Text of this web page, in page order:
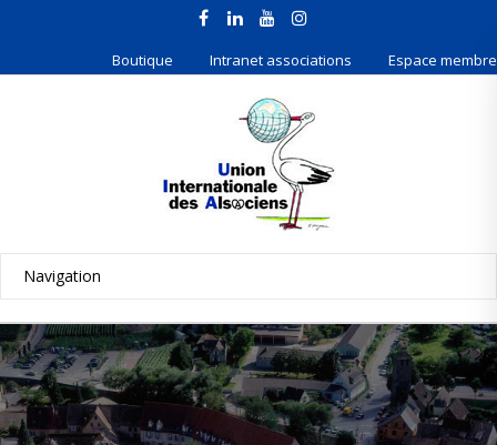
Boutique Intranet associations Espace membre